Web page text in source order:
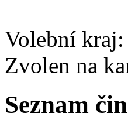
Volební
Zvolen na
Seznam